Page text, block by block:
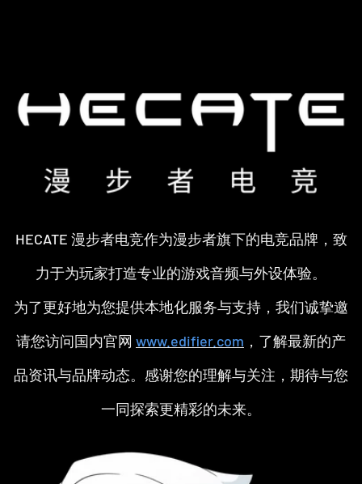
HECATE 漫步者电竞作为漫步者旗下的电竞品牌，致
力于为玩家打造专业的游戏音频与外设体验。
为了更好地为您提供本地化服务与支持，我们诚挚邀
请您访问国内官网 www.edifier.com ，了解最新的产
品资讯与品牌动态。感谢您的理解与关注，期待与您
一同探索更精彩的未来。